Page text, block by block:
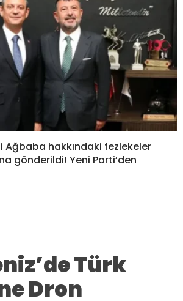
Ağbaba hakkındaki fezlekeler
gönderildi! Yeni Parti’den
Türk
Dron